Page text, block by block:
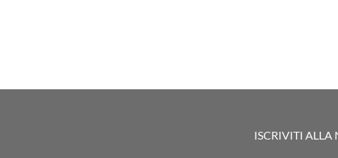
ISCRIVITI ALLA